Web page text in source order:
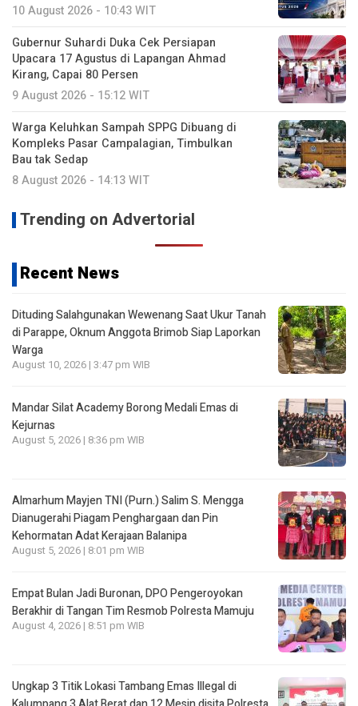
10 August 2026 - 10:43 WIT
Gubernur Suhardi Duka Cek Persiapan
Upacara 17 Agustus di Lapangan Ahmad
Kirang, Capai 80 Persen
9 August 2026 - 15:12 WIT
Warga Keluhkan Sampah SPPG Dibuang di
Kompleks Pasar Campalagian, Timbulkan
Bau tak Sedap
8 August 2026 - 14:13 WIT
Trending on Advertorial
Recent News
Dituding Salahgunakan Wewenang Saat Ukur Tanah
di Parappe, Oknum Anggota Brimob Siap Laporkan
Warga
August 10, 2026 | 3:47 pm WIB
Mandar Silat Academy Borong Medali Emas di
Kejurnas
August 5, 2026 | 8:36 pm WIB
Almarhum Mayjen TNI (Purn.) Salim S. Mengga
Dianugerahi Piagam Penghargaan dan Pin
Kehormatan Adat Kerajaan Balanipa
August 5, 2026 | 8:01 pm WIB
Empat Bulan Jadi Buronan, DPO Pengeroyokan
Berakhir di Tangan Tim Resmob Polresta Mamuju
August 4, 2026 | 8:51 pm WIB
Ungkap 3 Titik Lokasi Tambang Emas Illegal di